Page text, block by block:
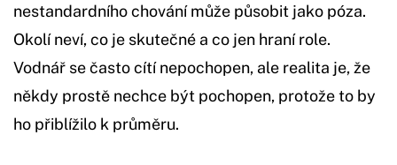
nestandardního chování může působit jako póza.
Okolí neví, co je skutečné a co jen hraní role.
Vodnář se často cítí nepochopen, ale realita je, že
někdy prostě nechce být pochopen, protože to by
ho přiblížilo k průměru.